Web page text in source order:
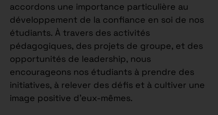
accordons une importance particulière au
développement de la confiance en soi de nos
étudiants. À travers des activités
pédagogiques, des projets de groupe, et des
opportunités de leadership, nous
encourageons nos étudiants à prendre des
initiatives, à relever des défis et à cultiver une
image positive d’eux-mêmes.